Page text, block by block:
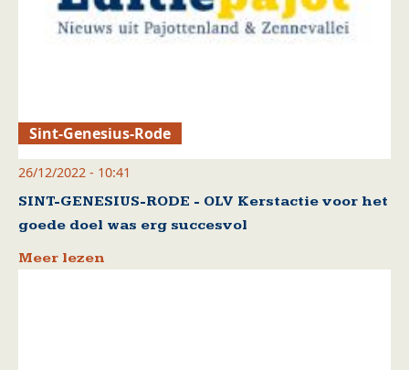
Sint-Genesius-Rode
26/12/2022 - 10:41
SINT-GENESIUS-RODE - OLV Kerstactie voor het
goede doel was erg succesvol
Meer lezen